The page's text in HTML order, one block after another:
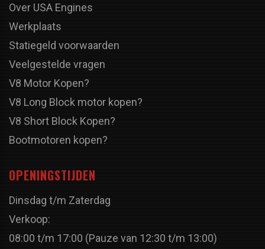
Over USA Engines
Werkplaats
Statiegeld voorwaarden
Veelgestelde vragen
V8 Motor Kopen?
V8 Long Block motor kopen?
V8 Short Block Kopen?
Bootmotoren kopen?
OPENINGSTIJDEN
Dinsdag t/m Zaterdag
Verkoop:
08:00 t/m 17:00 (Pauze van 12:30 t/m 13:00)